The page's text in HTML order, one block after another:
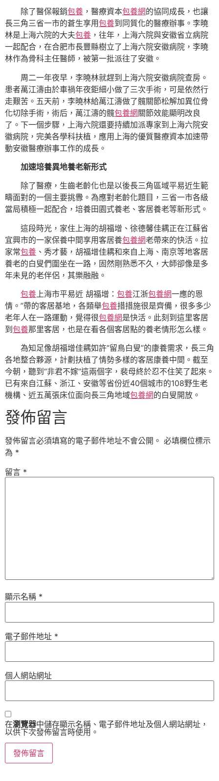
除了醫保報銷包養 ，醫療資本包養網的協同成長，也讓
長三角三省一市的蒼生享用包養到同質化的醫療辦事。李曉
林是上海六院的大夫包養 ，往年，上海六院與安徽省立病院
一起配合，在合肥市長豐縣樹立了上海六院安徽病院，李曉
林作為骨科主任醫師，被第一批派往了安徽。
周二一年夜早，李曉林就趕到上海六院安徽病院查房。
患者萬江濤由於車禍年夜鉅細小做了三次手術，可是依然行
走艱苦。五天前，李曉林給萬江濤做了髖關節松解加異位骨
化切除手術，術后，萬江濤的髖包養網關節效能顯明改良
了。下一個步驟，上海六院還要持續加派專家到上海六院安
徽病院，完美各學科扶植，應用上海的優質醫療資本加速帶
動安徽醫療辦事工作的成長。
加速培養異地養老新形式
除了醫療，生齒老齡化也是以後長三角區域平易近生範
疇面對的一個主要挑釁。為應對老齡化題目，三省一市各級
當局積極一起配合，培養田園式養老、客居養老等新形式。
這段時光，家住上海的胡福增、徐德馨佳耦正在江蘇省
宜興市的一家保養中間享用客居養包養網老帶來的快活。拉
家常包養 、秀才藝，胡福增佳耦和來自上海、南京等地客居
養老的白叟們圍坐在一路，固然剛熟悉不久，大師卻像是多
年未見的老伴侶，其樂融融。
包養上海市平易近 胡福增： 包養江浙包養網一應的恩
情。”帶的客居基地，各類舉包養措措施很是齊備，很多多少
老年人在一路運動，覺得很包養網是快活。此刻到這里客居
到 包養那里客居，也是在看各個客居點的養老情形怎么樣。
為知足像胡福增佳耦如許“留鳥白叟”的康養需求，長三角
各地整合夥源，計劃扶植了情勢多樣的客居康養中間。截至
今朝，聽到“非君不嫁”這兩個字，裴母終於忍不住笑了起來。
已有來自江蘇、浙江、安徽等省份近40個城市的108野生老
機構、近五萬張床位面向長三角地域包養網的白叟開放。
發佈留言
發佈留言必須填寫的電子郵件地址不會公開。 必填欄位標示
為 *
留言 *
顯示名稱 *
電子郵件地址 *
個人網站網址
在瀏覽器中儲存顯示名稱、電子郵件地址及個人網站網址，
以供下次發佈留言時使用。